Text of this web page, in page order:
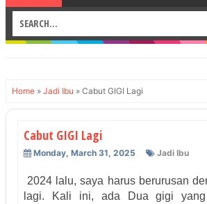
Home » Jadi Ibu » Cabut GIGI Lagi
Cabut GIGI Lagi
Monday, March 31, 2025 Jadi Ibu
2024 lalu, saya harus berurusan
lagi. Kali ini, ada Dua gigi yang